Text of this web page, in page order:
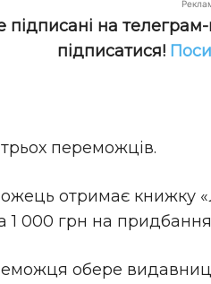
підписані на
підписатися!
переможців.
отримає книжку
1 000 грн на
обере